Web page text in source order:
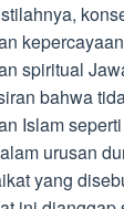
spiritual
bahwa
Islam
urusan
yang